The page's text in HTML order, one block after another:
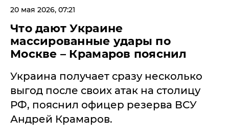
20 мая 2026, 07:21
Что дают Украине
массированные удары по
Москве – Крамаров пояснил
Украина получает сразу несколько
выгод после своих атак на столицу
РФ, пояснил офицер резерва ВСУ
Андрей Крамаров.